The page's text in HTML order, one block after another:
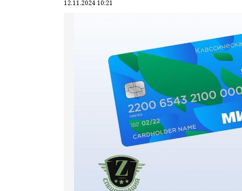
12.11.2024 10:21